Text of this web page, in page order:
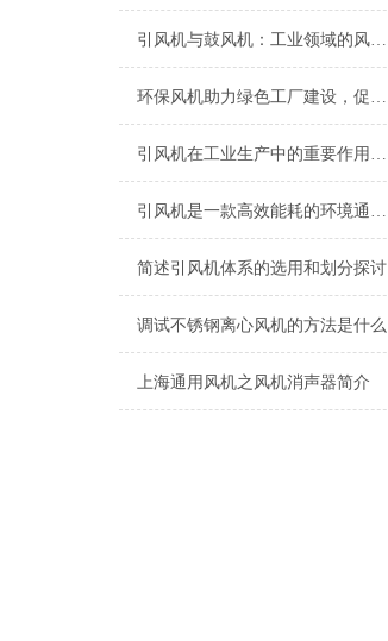
引风机与鼓风机：工业领域的风动双子星
环保风机助力绿色工厂建设，促进节能减排
引风机在工业生产中的重要作用及发展趋势
引风机是一款高效能耗的环境通风设备
简述引风机体系的选用和划分探讨
调试不锈钢离心风机的方法是什么
上海​通用风机之风机消声器简介